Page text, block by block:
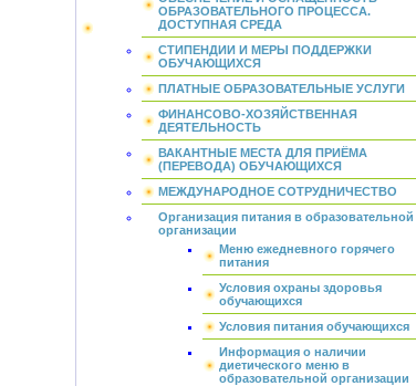
ОБРАЗОВАТЕЛЬНОГО ПРОЦЕССА.
ДОСТУПНАЯ СРЕДА
СТИПЕНДИИ И МЕРЫ ПОДДЕРЖКИ
ОБУЧАЮЩИХСЯ
ПЛАТНЫЕ ОБРАЗОВАТЕЛЬНЫЕ УСЛУГИ
ФИНАНСОВО-ХОЗЯЙСТВЕННАЯ
ДЕЯТЕЛЬНОСТЬ
ВАКАНТНЫЕ МЕСТА ДЛЯ ПРИЁМА
(ПЕРЕВОДА) ОБУЧАЮЩИХСЯ
МЕЖДУНАРОДНОЕ СОТРУДНИЧЕСТВО
Организация питания в образовательной
организации
Меню ежедневного горячего
питания
Условия охраны здоровья
обучающихся
Условия питания обучающихся
Информация о наличии
диетического меню в
образовательной организации